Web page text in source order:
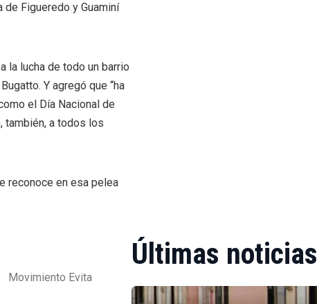
Figueredo y Guaminí
la lucha de todo un barrio
Y agregó que “ha
el Día Nacional de
también, a todos los
reconoce en esa pelea
Movimiento Evita
Últimas noticias